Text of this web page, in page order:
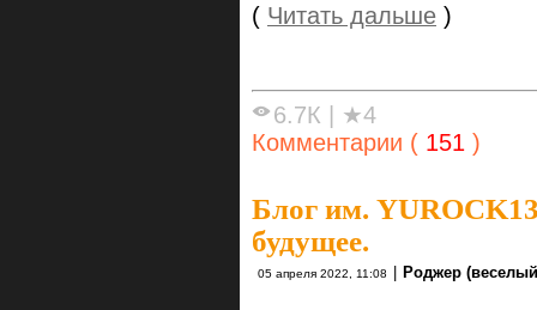
( Читать дальше )
6.7К
★4
Комментарии ( 151 )
Блог им.
будущее.
05 апреля 2022, 11:08 Роджер